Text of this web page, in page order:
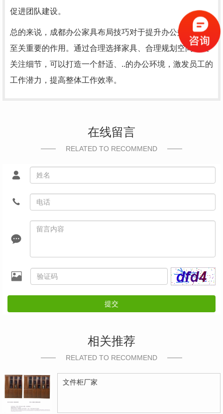
促进团队建设。
总的来说，成都办公家具布局技巧对于提升办公效率起着
至关重要的作用。通过合理选择家具、合理规划空间以及
关注细节，可以打造一个舒适、..的办公环境，激发员工的
工作潜力，提高整体工作效率。
在线留言
RELATED TO RECOMMEND
提交
相关推荐
RELATED TO RECOMMEND
文件柜厂家